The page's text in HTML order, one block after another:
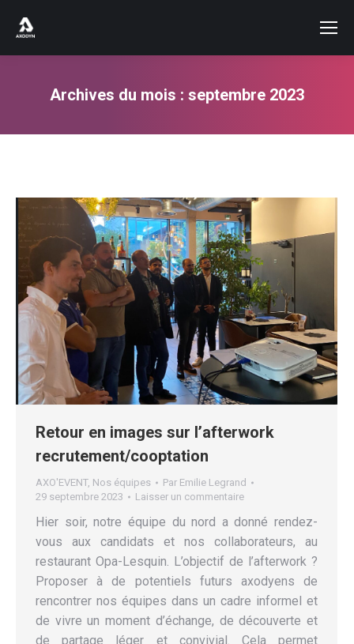
Archives du mois : septembre 2023
Retour en images sur l’afterwork
recrutement/cooptation
AXO'EVENT, Nos équipes Par Emilie Legrand
29 septembre 2023
Laisser un commentaire
Hier soir, notre équipe du nord a donné rendez-
vous aux candidats et nos collaborateurs, au
restaurant Opa-Lesquin. L’objectif de l’afterwork ?
Proposer à de potentiels futurs axodyens de
rencontrer nos équipes dans un cadre informel et
de vivre un moment d’échange, de découverte et
de partage léger et convivial. Cela permet